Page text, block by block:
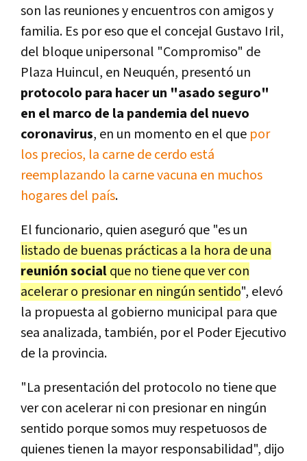
son las reuniones y encuentros con amigos y
familia. Es por eso que el concejal Gustavo Iril,
del bloque unipersonal "Compromiso" de
Plaza Huincul, en Neuquén, presentó un
protocolo para hacer un "asado seguro"
en el marco de la pandemia del nuevo
coronavirus, en un momento en el que por
los precios, la carne de cerdo está
reemplazando la carne vacuna en muchos
hogares del país.
El funcionario, quien aseguró que "es un
listado de buenas prácticas a la hora de una
reunión socialque no tiene que ver con
acelerar o presionar en ningún sentido", elevó
la propuesta al gobierno municipal para que
sea analizada, también, por el Poder Ejecutivo
de la provincia.
"La presentación del protocolo no tiene que
ver con acelerar ni con presionar en ningún
sentido porque somos muy respetuosos de
quienes tienen la mayor responsabilidad", dijo